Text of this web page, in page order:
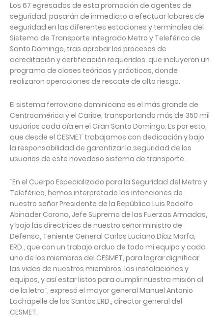
Los 67 egresados de esta promoción de agentes de
seguridad, pasarán de inmediato a efectuar labores de
seguridad en las diferentes estaciones y terminales del
Sistema de Transporte Integrado Metro y Teleférico de
Santo Domingo, tras aprobar los procesos de
acreditación y certificación requeridos, que incluyeron un
programa de clases teóricas y prácticas, donde
realizaron operaciones de rescate de alto riesgo.
El sistema ferroviario dominicano es el más grande de
Centroamérica y el Caribe, transportando más de 350 mil
usuarios cada día en el Gran Santo Domingo. Es por esto,
que desde el CESMET trabajamos con dedicación y bajo
la responsabilidad de garantizar la seguridad de los
usuarios de este novedoso sistema de transporte.
¨En el Cuerpo Especializado para la Seguridad del Metro y
Teleférico, hemos interpretado las intenciones de
nuestro señor Presidente de la República Luis Rodolfo
Abinader Corona, Jefe Supremo de las Fuerzas Armadas,
y bajo las directrices de nuestro señor ministro de
Defensa, Teniente General Carlos Luciano Díaz Morfa,
ERD., que con un trabajo arduo de todo mi equipo y cada
uno de los miembros del CESMET, para lograr dignificar
las vidas de nuestros miembros, las instalaciones y
equipos, y así estar listos para cumplir nuestra misión al
de la letra¨, expresó el mayor general Manuel Antonio
Lachapelle de los Santos ERD., director general del
CESMET.